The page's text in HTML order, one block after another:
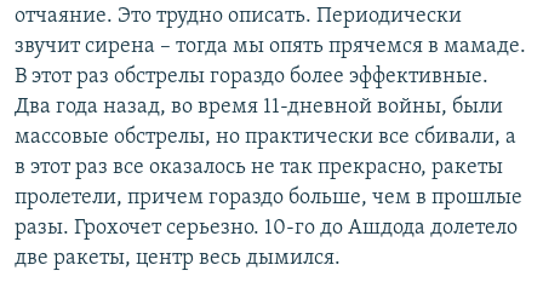
отчаяние. Это трудно описать. Периодически
звучит сирена – тогда мы опять прячемся в мамаде.
В этот раз обстрелы гораздо более эффективные.
Два года назад, во время 11-дневной войны, были
массовые обстрелы, но практически все сбивали, а
в этот раз все оказалось не так прекрасно, ракеты
пролетели, причем гораздо больше, чем в прошлые
разы. Грохочет серьезно. 10-го до Ашдода долетело
две ракеты, центр весь дымился.